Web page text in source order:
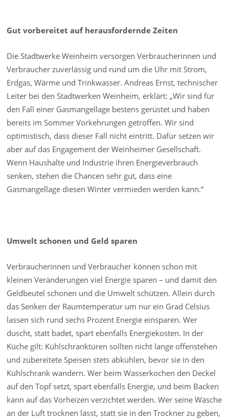
Gut vorbereitet auf herausfordernde Zeiten
Die Stadtwerke Weinheim versorgen Verbraucherinnen und
Verbraucher zuverlässig und rund um die Uhr mit Strom,
Erdgas, Wärme und Trinkwasser. Andreas Ernst, technischer
Leiter bei den Stadtwerken Weinheim, erklärt: „Wir sind für
den Fall einer Gasmangellage bestens gerüstet und haben
bereits im Sommer Vorkehrungen getroffen. Wir sind
optimistisch, dass dieser Fall nicht eintritt. Dafür setzen wir
aber auf das Engagement der Weinheimer Gesellschaft.
Wenn Haushalte und Industrie ihren Energieverbrauch
senken, stehen die Chancen sehr gut, dass eine
Gasmangellage diesen Winter vermieden werden kann.“
Umwelt schonen und Geld sparen
Verbraucherinnen und Verbraucher können schon mit
kleinen Veränderungen viel Energie sparen – und damit den
Geldbeutel schonen und die Umwelt schützen. Allein durch
das Senken der Raumtemperatur um nur ein Grad Celsius
lassen sich rund sechs Prozent Energie einsparen. Wer
duscht, statt badet, spart ebenfalls Energiekosten. In der
Küche gilt: Kühlschranktüren sollten nicht lange offenstehen
und zubereitete Speisen stets abkühlen, bevor sie in den
Kühlschrank wandern. Wer beim Wasserkochen den Deckel
auf den Topf setzt, spart ebenfalls Energie, und beim Backen
kann auf das Vorheizen verzichtet werden. Wer seine Wäsche
an der Luft trocknen lässt, statt sie in den Trockner zu geben,